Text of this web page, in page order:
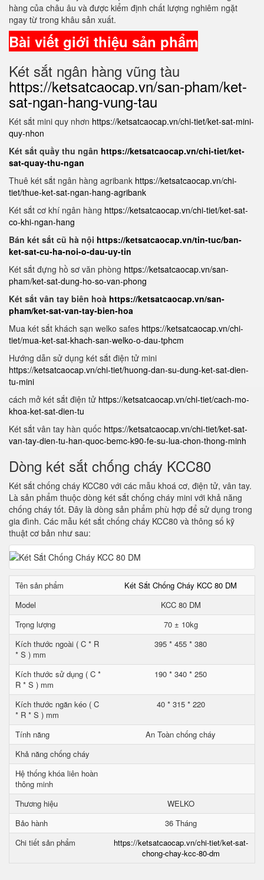
hàng của châu âu và được kiểm định chất lượng nghiêm ngặt
ngay từ trong khâu sản xuất.
Bài viết giới thiệu sản phẩm
Két sắt ngân hàng vũng tàu
https://ketsatcaocap.vn/san-pham/ket-
sat-ngan-hang-vung-tau
Két sắt mini quy nhơn https://ketsatcaocap.vn/chi-tiet/ket-sat-mini-
quy-nhon
Két sắt quầy thu ngân https://ketsatcaocap.vn/chi-tiet/ket-
sat-quay-thu-ngan
Thuê két sắt ngân hàng agribank https://ketsatcaocap.vn/chi-
tiet/thue-ket-sat-ngan-hang-agribank
Két sắt cơ khí ngân hàng https://ketsatcaocap.vn/chi-tiet/ket-sat-
co-khi-ngan-hang
Bán két sắt cũ hà nội https://ketsatcaocap.vn/tin-tuc/ban-
ket-sat-cu-ha-noi-o-dau-uy-tin
Két sắt đựng hồ sơ văn phòng https://ketsatcaocap.vn/san-
pham/ket-sat-dung-ho-so-van-phong
Két sắt vân tay biên hoà https://ketsatcaocap.vn/san-
pham/ket-sat-van-tay-bien-hoa
Mua két sắt khách sạn welko safes https://ketsatcaocap.vn/chi-
tiet/mua-ket-sat-khach-san-welko-o-dau-tphcm
Hướng dẫn sử dụng két sắt điện tử mini
https://ketsatcaocap.vn/chi-tiet/huong-dan-su-dung-ket-sat-dien-
tu-mini
cách mở két sắt điện tử https://ketsatcaocap.vn/chi-tiet/cach-mo-
khoa-ket-sat-dien-tu
Két sắt vân tay hàn quốc https://ketsatcaocap.vn/chi-tiet/ket-sat-
van-tay-dien-tu-han-quoc-bemc-k90-fe-su-lua-chon-thong-minh
Dòng két sắt chống cháy KCC80
Két sắt chống cháy KCC80 với các mẫu khoá cơ, điện tử, vân tay.
Là sản phẩm thuộc dòng két sắt chống cháy mini với khả năng
chống cháy tốt. Đây là dòng sản phẩm phù hợp để sử dụng trong
gia đình. Các mẫu két sắt chống cháy KCC80 và thông số kỹ
thuật cơ bản như sau:
Tên sản phẩm
Két Sắt Chống Cháy KCC 80 DM
Model
KCC 80 DM
Trọng lượng
70 ± 10kg
Kích thước ngoài ( C * R
* S ) mm
395 * 455 * 380
Kích thước sử dụng ( C *
R * S ) mm
190 * 340 * 250
Kích thước ngăn kéo ( C
* R * S ) mm
40 * 315 * 220
Tính năng
An Toàn chống cháy
Khả năng chống cháy
Hệ thống khóa liên hoàn
thông minh
Thương hiệu
WELKO
Bảo hành
36 Tháng
Chi tiết sản phẩm
https://ketsatcaocap.vn/chi-tiet/ket-sat-
chong-chay-kcc-80-dm